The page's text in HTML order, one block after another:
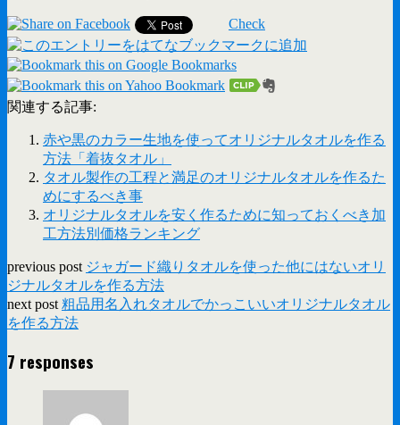
Check
関連する記事:
赤や黒のカラー生地を使ってオリジナルタオルを作る
方法「着抜タオル」
タオル製作の工程と満足のオリジナルタオルを作るた
めにするべき事
オリジナルタオルを安く作るために知っておくべき加
工方法別価格ランキング
previous post ジャガード織りタオルを使った他にはないオリ
ジナルタオルを作る方法
next post 粗品用名入れタオルでかっこいいオリジナルタオル
を作る方法
7 responses